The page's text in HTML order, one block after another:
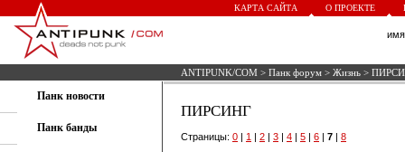
КАРТА САЙТА О ПРОЕКТЕ
ANTIPUNK/COM > Панк форум > Жизнь >
Панк новости
Панк банды
ПИРСИНГ
Страницы: 0 | 1 | 2 | 3 | 4 | 5 | 6 | 7 | 8